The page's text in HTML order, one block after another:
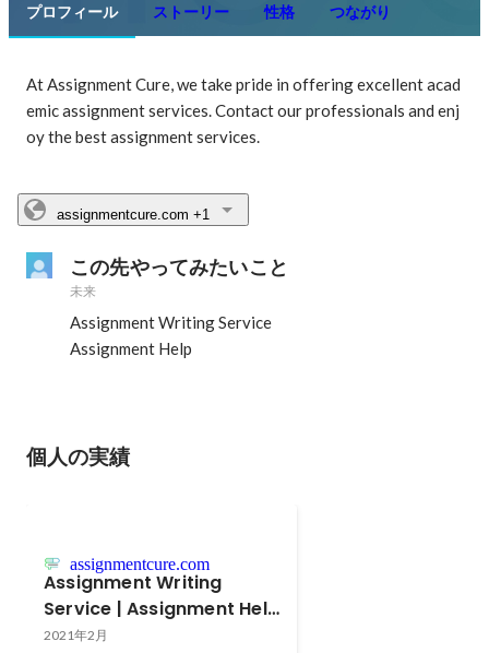
プロフィール ストーリー 性格 つながり
At Assignment Cure, we take pride in offering excellent acad
emic assignment services. Contact our professionals and enj
oy the best assignment services.
assignmentcure.com +1
この先やってみたいこと
未来
Assignment Writing Service
Assignment Help
個人の実績
assignmentcure.com
Assignment Writing
Service | Assignment Help
Online
2021年2月